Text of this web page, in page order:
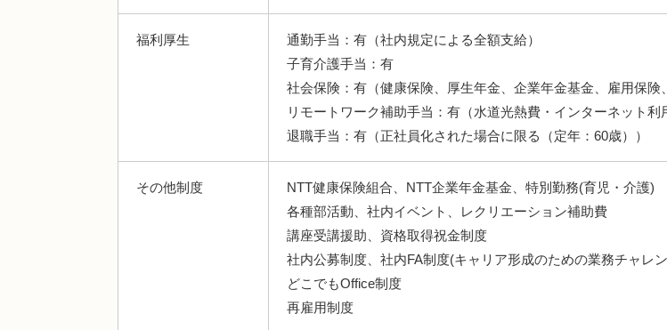
福利厚生
通勤手当：有（社内規定による全額支給）
子育介護手当：有
社会保険：有（健康保険、厚生年金、企業年金基金、雇用保険
リモートワーク補助手当：有（水道光熱費・インターネット利
退職手当：有（正社員化された場合に限る（定年：60歳））
その他制度
NTT健康保険組合、NTT企業年金基金、特別勤務(育児・介護)
各種部活動、社内イベント、レクリエーション補助費
講座受講援助、資格取得祝金制度
社内公募制度、社内FA制度(キャリア形成のための業務チャレ
どこでもOffice制度
再雇用制度